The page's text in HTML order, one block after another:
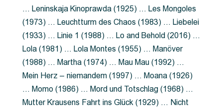
… Leninskaja Kinoprawda (1925) … Les Mongoles
(1973) … Leuchtturm des Chaos (1983) … Liebelei
(1933) … Linie 1 (1988) … Lo and Behold (2016) …
Lola (1981) … Lola Montes (1955) … Manöver
(1988) … Martha (1974) … Mau Mau (1992) …
Mein Herz – niemandem (1997) … Moana (1926)
… Momo (1986) … Mord und Totschlag (1968) …
Mutter Krausens Fahrt ins Glück (1929) … Nicht